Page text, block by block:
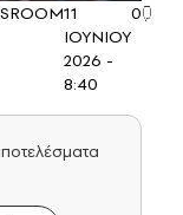
11
ΙΟΥΝΙΟΥ
2026 -
8:40
0